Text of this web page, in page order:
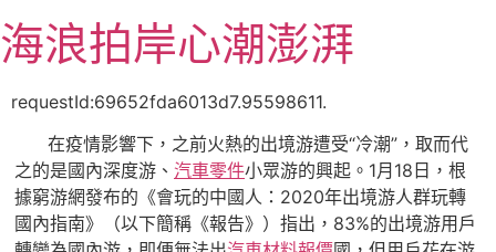
至
主海浪拍岸心潮澎湃
requestId:69652fda6013d7.95598611.
在疫情影響下，之前火熱的出境游遭受“冷潮”，取而代
之的是國內深度游、 汽車零件小眾游的興起。1月18日，根
據窮游網發布的《會玩的中國人：2020年出境游人群玩轉
國內指南》（以下簡稱《報告》）指出，83%的出境游用戶